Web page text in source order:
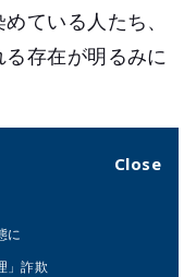
ている人たち、
る存在が明るみに
に
」詐欺